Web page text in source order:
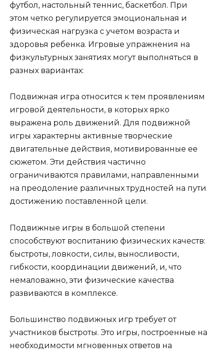
футбол, настольный теннис, баскетбол. При
этом четко регулируется эмоциональная и
физическая нагрузка с учетом возраста и
здоровья ребенка. Игровые упражнения на
физкультурных занятиях могут выполняться в
разных вариантах:
Подвижная игра относится к тем проявлениям
игровой деятельности, в которых ярко
выражена роль движений. Для подвижной
игры характерны активные творческие
двигательные действия, мотивированные ее
сюжетом. Эти действия частично
ограничиваются правилами, направленными
на преодоление различных трудностей на пути
достижению поставленной цели.
Подвижные игры в большой степени
способствуют воспитанию физических качеств:
быстроты, ловкости, силы, выносливости,
гибкости, координации движений, и, что
немаловажно, эти физические качества
развиваются в комплексе.
Большинство подвижных игр требует от
участников быстроты. Это игры, построенные на
необходимости мгновенных ответов на